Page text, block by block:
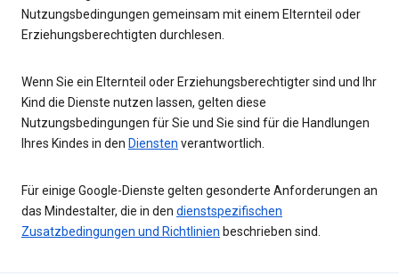
Nutzungsbedingungen gemeinsam mit einem Elternteil oder
Erziehungsberechtigten durchlesen.
Wenn Sie ein Elternteil oder Erziehungsberechtigter sind und Ihr
Kind die Dienste nutzen lassen, gelten diese
Nutzungsbedingungen für Sie und Sie sind für die Handlungen
Ihres Kindes in den Diensten verantwortlich.
Für einige Google-Dienste gelten gesonderte Anforderungen an
das Mindestalter, die in den dienstspezifischen
Zusatzbedingungen und Richtlinien beschrieben sind.